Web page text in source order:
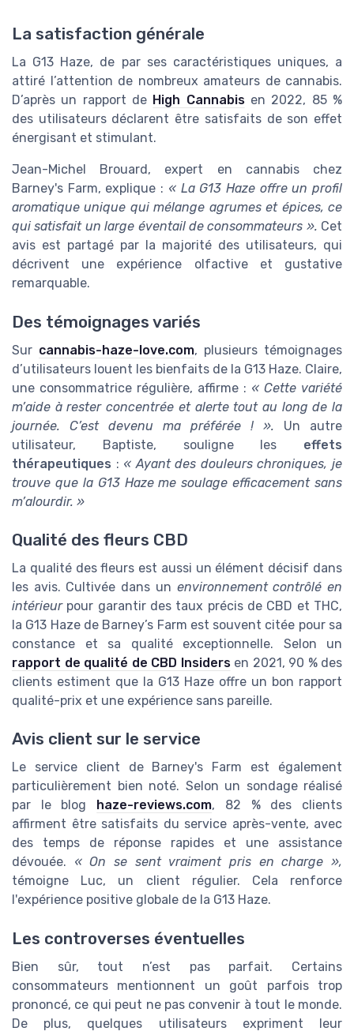
La satisfaction générale
La G13 Haze, de par ses caractéristiques uniques, a
attiré l’attention de nombreux amateurs de cannabis.
D’après un rapport de High Cannabisen 2022, 85 %
des utilisateurs déclarent être satisfaits de son effet
énergisant et stimulant.
Jean-Michel Brouard, expert en cannabis chez
Barney's Farm, explique : « La G13 Haze offre un profil
aromatique unique qui mélange agrumes et épices, ce
qui satisfait un large éventail de consommateurs ». Cet
avis est partagé par la majorité des utilisateurs, qui
décrivent une expérience olfactive et gustative
remarquable.
Des témoignages variés
Sur cannabis-haze-love.com, plusieurs témoignages
d’utilisateurs louent les bienfaits de la G13 Haze. Claire,
une consommatrice régulière, affirme : « Cette variété
m’aide à rester concentrée et alerte tout au long de la
journée. C’est devenu ma préférée ! ». Un autre
utilisateur, Baptiste, souligne les effets
thérapeutiques : « Ayant des douleurs chroniques, je
trouve que la G13 Haze me soulage efficacement sans
m’alourdir. »
Qualité des fleurs CBD
La qualité des fleurs est aussi un élément décisif dans
les avis. Cultivée dans un environnement contrôlé en
intérieurpour garantir des taux précis de CBD et THC,
la G13 Haze de Barney’s Farm est souvent citée pour sa
constance et sa qualité exceptionnelle. Selon un
rapport de qualité de CBD Insidersen 2021, 90 % des
clients estiment que la G13 Haze offre un bon rapport
qualité-prix et une expérience sans pareille.
Avis client sur le service
Le service client de Barney's Farm est également
particulièrement bien noté. Selon un sondage réalisé
par le blog
haze-reviews.com, 82 % des clients
affirment être satisfaits du service après-vente, avec
des temps de réponse rapides et une assistance
dévouée. « On se sent vraiment pris en charge »,
témoigne Luc, un client régulier. Cela renforce
l'expérience positive globale de la G13 Haze.
Les controverses éventuelles
Bien sûr, tout n’est pas parfait. Certains
consommateurs mentionnent un goût parfois trop
prononcé, ce qui peut ne pas convenir à tout le monde.
De plus, quelques utilisateurs expriment leur